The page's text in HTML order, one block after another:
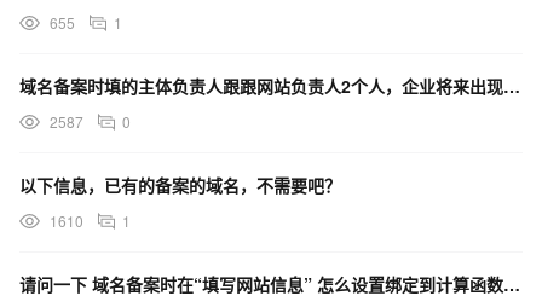
655 1
域名备案时填的主体负责人跟跟网站负责人2个人，企业将来出现经营风险谁承担
2587 0
以下信息，已有的备案的域名，不需要吧？
1610 1
请问一下 域名备案时在“填写网站信息” 怎么设置绑定到计算函数中呢 不想设置ECS。